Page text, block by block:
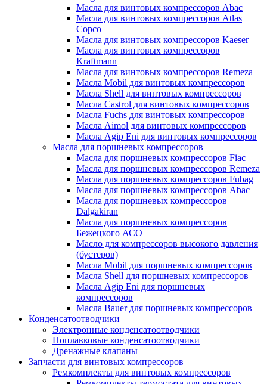
Масла для винтовых компрессоров Abac
Масла для винтовых компрессоров Atlas
Copco
Масла для винтовых компрессоров Kaeser
Масла для винтовых компрессоров
Kraftmann
Масла для винтовых компрессоров Remeza
Масла Mobil для винтовых компрессоров
Масла Shell для винтовых компрессоров
Масла Castrol для винтовых компрессоров
Масла Fuchs для винтовых компрессоров
Масла Aimol для винтовых компрессоров
Масла Agip Eni для винтовых компрессоров
Масла для поршневых компрессоров
Масла для поршневых компрессоров Fiac
Масла для поршневых компрессоров Remeza
Масла для поршневых компрессоров Fubag
Масла для поршневых компрессоров Abac
Масла для поршневых компрессоров
Dalgakiran
Масла для поршневых компрессоров
Бежецкого АСО
Масло для компрессоров высокого давления
(бустеров)
Масла Mobil для поршневых компрессоров
Масла Shell для поршневых компрессоров
Масла Agip Eni для поршневых
компрессоров
Масла Bauer для поршневых компрессоров
Конденсатоотводчики
Электронные конденсатоотводчики
Поплавковые конденсатоотводчики
Дренажные клапаны
Запчасти для винтовых компрессоров
Ремкомплекты для винтовых компрессоров